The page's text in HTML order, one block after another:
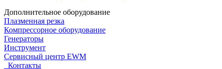
Дополнительное оборудование
Плазменная резка
Компрессорное оборудование
Генераторы
Инструмент
Сервисный центр EWM
Контакты